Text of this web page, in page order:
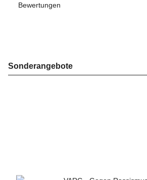
Bewertungen
Sonderangebote